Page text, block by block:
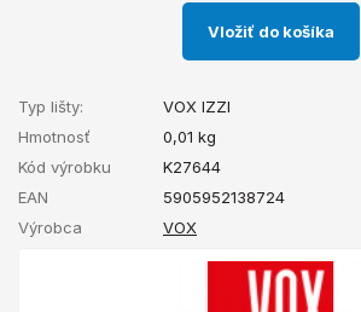
Vložiť do košíka
Typ lišty:
VOX IZZI
Hmotnosť
0,01 kg
Kód výrobku
K27644
EAN
5905952138724
Výrobca
VOX